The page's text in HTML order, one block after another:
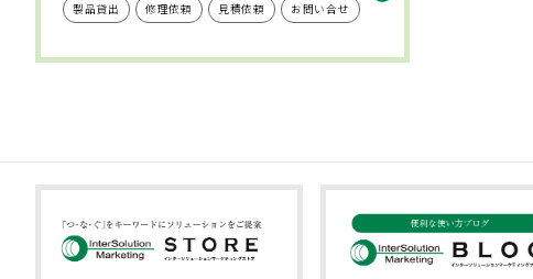
製品貸出 修理依頼 見積依頼 お問い合せ